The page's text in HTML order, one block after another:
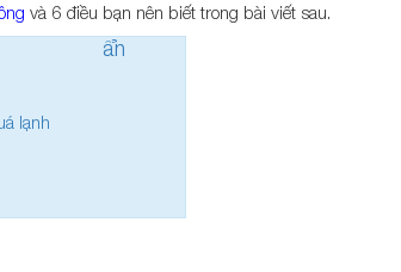
và 6 điều bạn nên biết trong bài viết sau.
ẩn
lạnh